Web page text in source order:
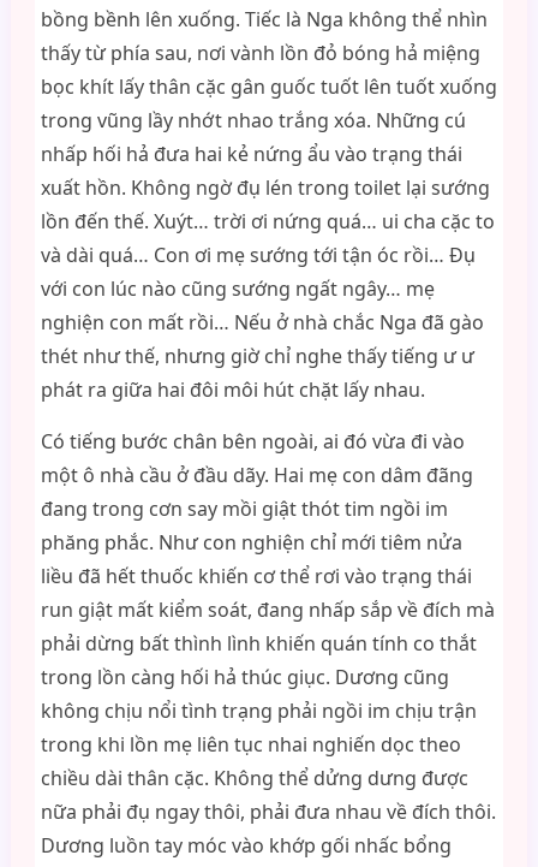
bồng bềnh lên xuống. Tiếc là Nga không thể nhìn
thấy từ phía sau, nơi vành lồn đỏ bóng hả miệng
bọc khít lấy thân cặc gân guốc tuốt lên tuốt xuống
trong vũng lầy nhớt nhao trắng xóa. Những cú
nhấp hối hả đưa hai kẻ nứng ẩu vào trạng thái
xuất hồn. Không ngờ đụ lén trong toilet lại sướng
lồn đến thế. Xuýt… trời ơi nứng quá… ui cha cặc to
và dài quá… Con ơi mẹ sướng tới tận óc rồi… Đụ
với con lúc nào cũng sướng ngất ngây… mẹ
nghiện con mất rồi… Nếu ở nhà chắc Nga đã gào
thét như thế, nhưng giờ chỉ nghe thấy tiếng ư ư
phát ra giữa hai đôi môi hút chặt lấy nhau.
Có tiếng bước chân bên ngoài, ai đó vừa đi vào
một ô nhà cầu ở đầu dãy. Hai mẹ con dâm đãng
đang trong cơn say mồi giật thót tim ngồi im
phăng phắc. Như con nghiện chỉ mới tiêm nửa
liều đã hết thuốc khiến cơ thể rơi vào trạng thái
run giật mất kiểm soát, đang nhấp sắp về đích mà
phải dừng bất thình lình khiến quán tính co thắt
trong lồn càng hối hả thúc giục. Dương cũng
không chịu nổi tình trạng phải ngồi im chịu trận
trong khi lồn mẹ liên tục nhai nghiến dọc theo
chiều dài thân cặc. Không thể dửng dưng được
nữa phải đụ ngay thôi, phải đưa nhau về đích thôi.
Dương luồn tay móc vào khớp gối nhấc bổng